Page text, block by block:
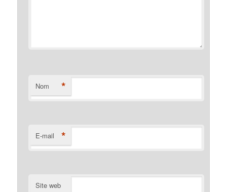
Nom *
E-mail *
Site web